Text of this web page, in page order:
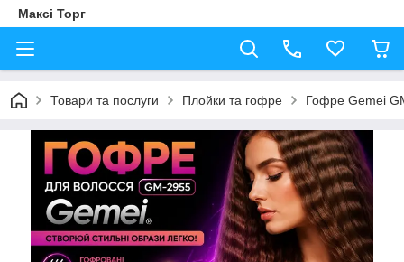
Максі Торг
Товари та послуги Плойки та гофре Гофре Gemei